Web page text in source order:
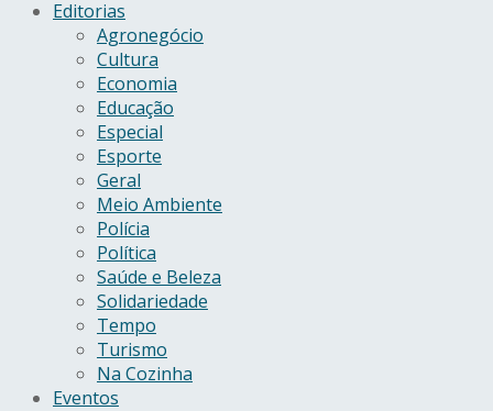
Editorias
Agronegócio
Cultura
Economia
Educação
Especial
Esporte
Geral
Meio Ambiente
Polícia
Política
Saúde e Beleza
Solidariedade
Tempo
Turismo
Na Cozinha
Eventos